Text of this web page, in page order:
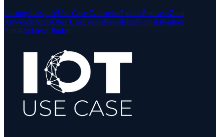
LösungsbeispieleUse CasesBausteinePartnerPodcastsZum
AnwenderkreisÜber UnsEventsNewsletterKontaktPartner
PortalAnbieter finden